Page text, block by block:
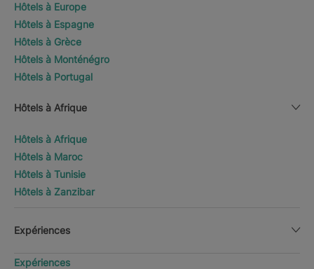
Hôtels à Europe
Hôtels à Espagne
Hôtels à Grèce
Hôtels à Monténégro
Hôtels à Portugal
Hôtels à Afrique
Hôtels à Afrique
Hôtels à Maroc
Hôtels à Tunisie
Hôtels à Zanzibar
Expériences
Expériences